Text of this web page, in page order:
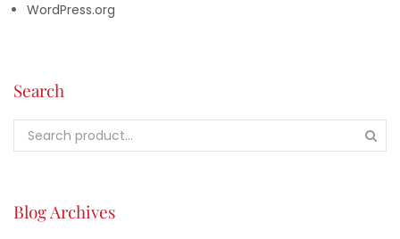
WordPress.org
Search
Blog Archives